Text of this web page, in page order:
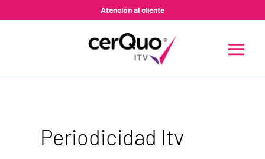
Atención al cliente
MENU
Periodicidad Itv